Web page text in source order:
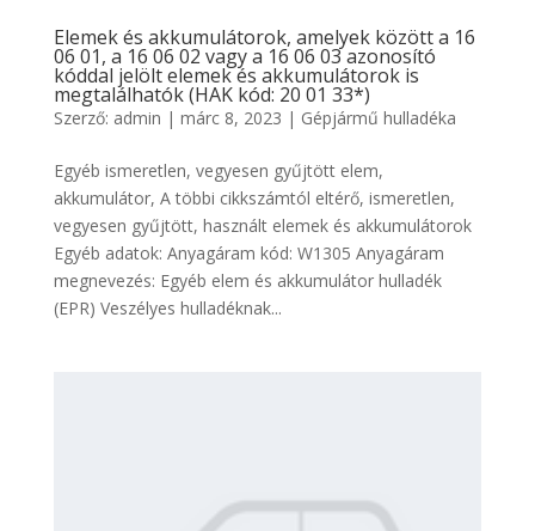
Elemek és akkumulátorok, amelyek között a 16
06 01, a 16 06 02 vagy a 16 06 03 azonosító
kóddal jelölt elemek és akkumulátorok is
megtalálhatók (HAK kód: 20 01 33*)
Szerző: admin | márc 8, 2023 | Gépjármű hulladéka
Egyéb ismeretlen, vegyesen gyűjtött elem,
akkumulátor, A többi cikkszámtól eltérő, ismeretlen,
vegyesen gyűjtött, használt elemek és akkumulátorok
Egyéb adatok: Anyagáram kód: W1305 Anyagáram
megnevezés: Egyéb elem és akkumulátor hulladék
(EPR) Veszélyes hulladéknak...